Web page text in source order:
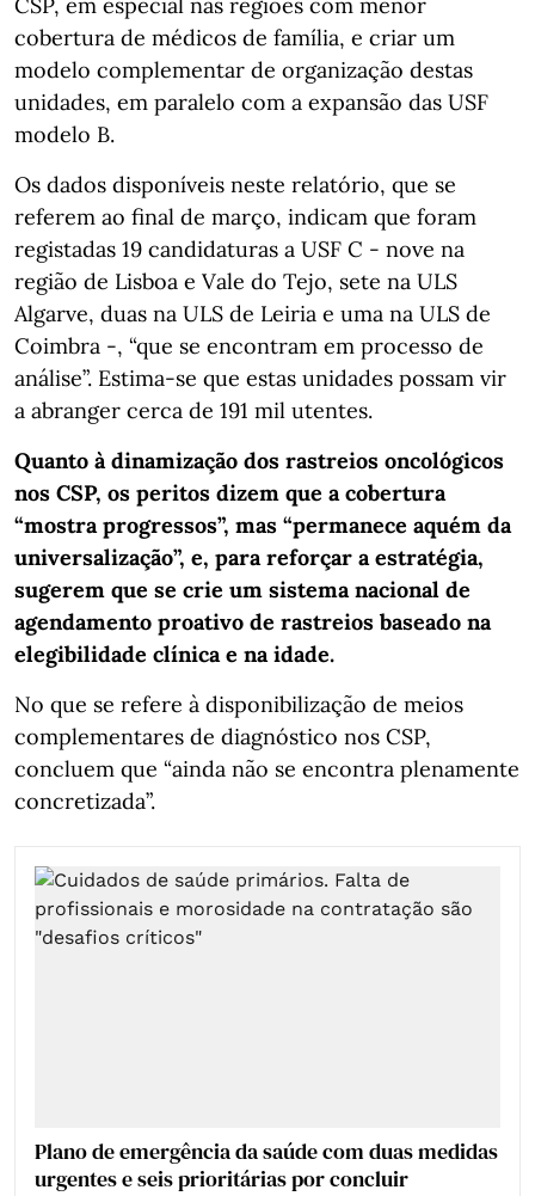
cobertura de médicos de família, e criar um
modelo complementar de organização destas
unidades, em paralelo com a expansão das USF
modelo B.
Os dados disponíveis neste relatório, que se
referem ao final de março, indicam que foram
registadas 19 candidaturas a USF C - nove na
região de Lisboa e Vale do Tejo, sete na ULS
Algarve, duas na ULS de Leiria e uma na ULS de
Coimbra -, “que se encontram em processo de
análise”. Estima-se que estas unidades possam vir
a abranger cerca de 191 mil utentes.
Quanto à dinamização dos rastreios oncológicos
nos CSP, os peritos dizem que a cobertura
“mostra progressos”, mas “permanece aquém da
universalização”, e, para reforçar a estratégia,
sugerem que se crie um sistema nacional de
agendamento proativo de rastreios baseado na
elegibilidade clínica e na idade.
No que se refere à disponibilização de meios
complementares de diagnóstico nos CSP,
concluem que “ainda não se encontra plenamente
concretizada”.
Plano de emergência da saúde com duas medidas
urgentes e seis prioritárias por concluir